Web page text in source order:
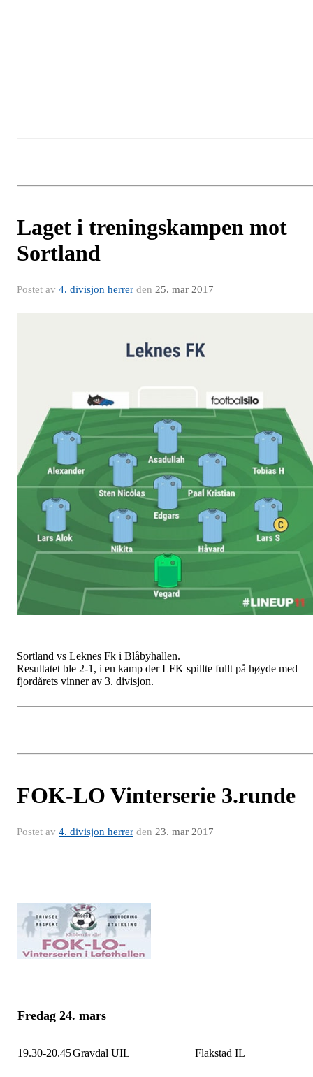
Laget i treningskampen mot
Sortland
Postet av 4. divisjon herrer den 25. mar 2017
Sortland vs Leknes Fk i Blåbyhallen.
Resultatet ble 2-1, i en kamp der LFK spillte fullt på høyde med
fjordårets vinner av 3. divisjon.
FOK-LO Vinterserie 3.runde
Postet av 4. divisjon herrer den 23. mar 2017
Fredag 24. mars
19.30-20.45Gravdal UIL Flakstad IL